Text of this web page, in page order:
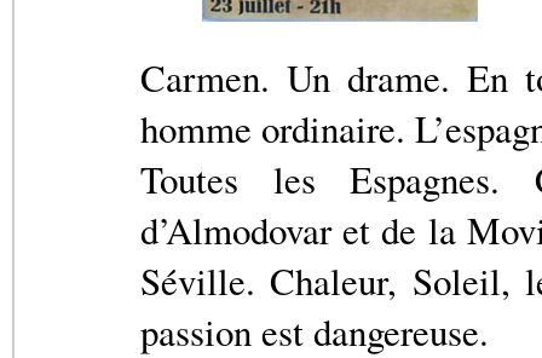
Carmen. Un drame. En
homme ordinaire.
Toutes les
d’Almodovar et de la
Séville. Chaleur, Soleil,
passion est dangereuse.